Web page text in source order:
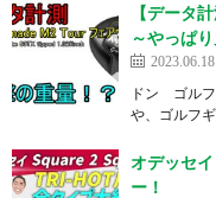
【データ
～やっぱ
2023.06.18
ドン ゴルフ
や、ゴルフ
オデッセ
ー！